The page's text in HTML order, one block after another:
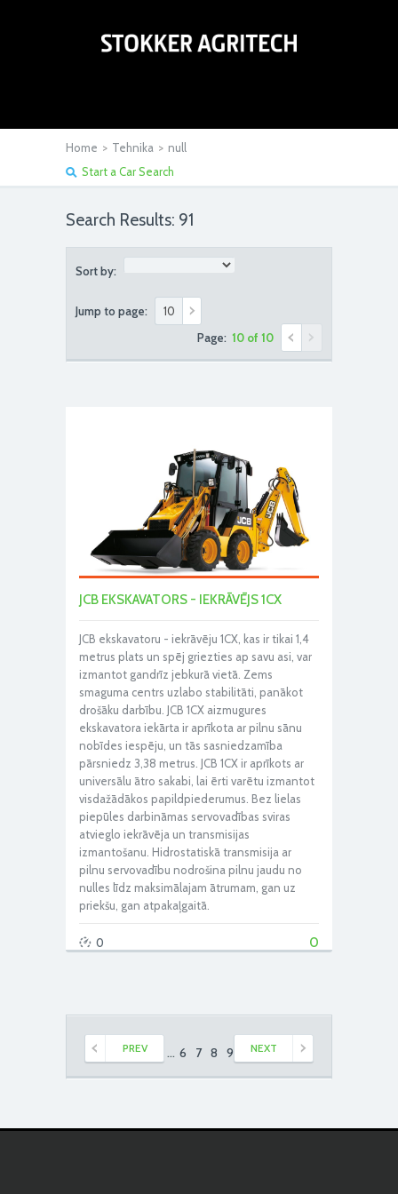
Home > Tehnika > null
Start a Car Search
Search Results: 91
Sort by:
Jump to page:
Page: 10 of 10
JCB EKSKAVATORS - IEKRĀVĒJS 1CX
JCB ekskavatoru - iekrāvēju 1CX, kas ir tikai 1,4
metrus plats un spēj griezties ap savu asi, var
izmantot gandrīz jebkurā vietā. Zems
smaguma centrs uzlabo stabilitāti, panākot
drošāku darbību. JCB 1CX aizmugures
ekskavatora iekārta ir aprīkota ar pilnu sānu
nobīdes iespēju, un tās sasniedzamība
pārsniedz 3,38 metrus. JCB 1CX ir aprīkots ar
universālu ātro sakabi, lai ērti varētu izmantot
visdažādākos papildpiederumus. Bez lielas
piepūles darbināmas servovadības sviras
atvieglo iekrāvēja un transmisijas
izmantošanu. Hidrostatiskā transmisija ar
pilnu servovadību nodrošina pilnu jaudu no
nulles līdz maksimālajam ātrumam, gan uz
priekšu, gan atpakaļgaitā.
0
0
PREV NEXT
1 ... 6 7 8 9 10